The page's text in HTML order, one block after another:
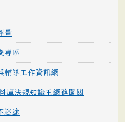
量
專區
輔導工作資訊網
庫法規知識王網路闖關
迷途